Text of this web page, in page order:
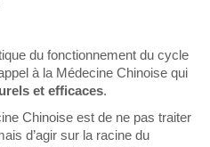
du fonctionnement du cycle
à la Médecine Chinoise qui
et efficaces.
Chinoise est de ne pas traiter
d’agir sur la racine du